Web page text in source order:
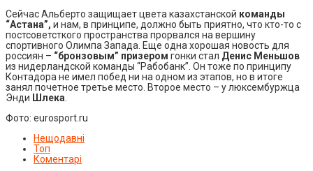
Сейчас Альберто защищает цвета казахстанской команды
“Астана”, и нам, в принципе, должно быть приятно, что кто-то с
постсоветсткого пространства прорвался на вершину
спортивного Олимпа Запада. Еще одна хорошая новость для
россиян – “бронзовым” призером гонки стал Денис Меньшов
из нидерландской команды “Рабобанк”. Он тоже по принципу
Контадора не имел побед ни на одном из этапов, но в итоге
занял почетное третье место. Второе место – у люксембуржца
Энди Шлека
Фото: eurosport.ru
Нещодавні
Топ
Коментарі